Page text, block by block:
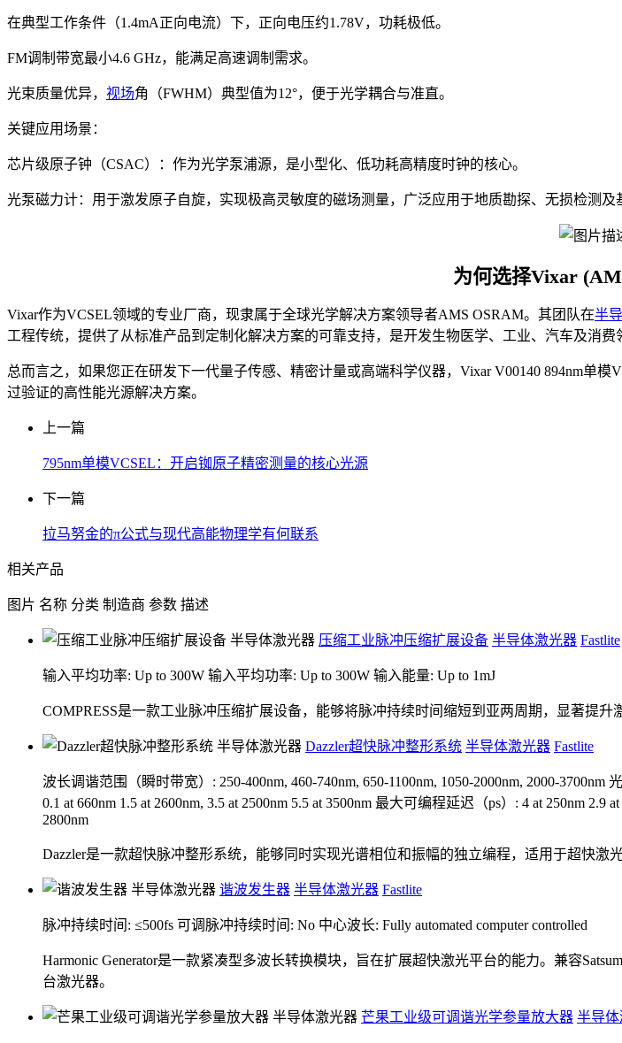
在典型工作条件（1.4mA正向电流）下，正向电压约1.78V，功耗极低。
FM调制带宽最小4.6 GHz，能满足高速调制需求。
光束质量优异， 视场角（FWHM）典型值为12°，便于光学耦合与准直。
关键应用场景：
芯片级原子钟（CSAC）：作为光学泵浦源，是小型化、低功耗高精度时钟的核心。
光泵磁力计：用于激发原子自旋，实现极高灵敏度的磁场测量，广泛应用于地质勘探、无损检测及
为何选择Vixar
Vixar作为VCSEL领域的专业厂商，现隶属于全球光学解决方案领导者AMS OSRAM。其团队在半
工程传统，提供了从标准产品到定制化解决方案的可靠支持，是开发生物医学、工业、汽车及消费
总而言之，如果您正在研发下一代量子传感、精密计量或高端科学仪器，Vixar V00140 894nm单
过验证的高性能光源解决方案。
上一篇
795nm单模VCSEL：开启铷原子精密测量的核心光源
下一篇
拉马努金的π公式与现代高能物理学有何联系
相关产品
图片 名称 分类 制造商 参数 描述
压缩工业脉冲压缩扩展设备 半导体激光器 Fastlite
输入平均功率: Up to 300W 输入平均功率: Up to 300W 输入能量: Up to 1mJ
COMPRESS是一款工业脉冲压缩扩展设备，能够将脉冲持续时间缩短到亚两周期，显著提升
Dazzler超快脉冲整形系统 半导体激光器 Fastlite
波长调谐范围（瞬时带宽）: 250-400nm, 460-740nm, 650-1100nm, 1050-2000nm, 2000-3700nm
0.1 at 660nm 1.5 at 2600nm, 3.5 at 2500nm 5.5 at 3500nm 最大可编程延迟（ps）: 4 at 250nm 2.9 at
2800nm
Dazzler是一款超快脉冲整形系统，能够同时实现光谱相位和振幅的独立编程，适用于超快激
谐波发生器 半导体激光器 Fastlite
脉冲持续时间: ≤500fs 可调脉冲持续时间: No 中心波长: Fully automated computer controlled
Harmonic Generator是一款紧凑型多波长转换模块，旨在扩展超快激光平台的能力。兼容
台激光器。
芒果工业级可调谐光学参量放大器 半导